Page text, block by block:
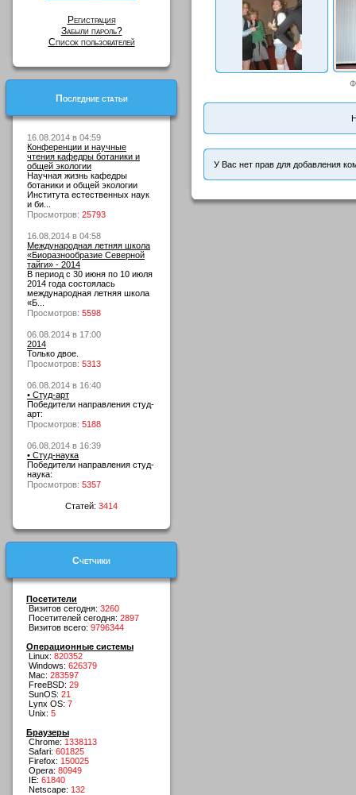
Регистрация
Забыли пароль?
Список пользователей
Последние статьи
16.08.2014 в 04:59
Конференции и научные
чтения кафедры ботаники и
общей экологии
Научная жизнь кафедры
ботаники и общей экологии
Института естественных наук
и би...
Просмотров: 25793
16.08.2014 в 04:58
Международная летняя школа
«Биоразнообразие Северной
тайги» - 2014
В период с 30 июня по 10 июля
2014 года состоялась
международная летняя школа
«Б...
Просмотров: 5598
06.08.2014 в 17:00
2014
Только двое.
Просмотров: 5313
06.08.2014 в 16:40
• Студ-арт
Победители направления студ-
арт:
Просмотров: 5188
06.08.2014 в 16:39
• Студ-наука
Победители направления студ-
наука:
Просмотров: 5357
Статей: 3414
Счетчики
Посетители
Визитов сегодня: 3260
Посетителей сегодня: 2897
Визитов всего: 9796344
Операционные системы
Linux: 820352
Windows: 626379
Mac: 283597
FreeBSD: 29
SunOS: 21
Lynx OS: 7
Unix: 5
Браузеры
Chrome: 1338113
Safari: 601825
Firefox: 150025
Opera: 80949
IE: 61840
Netscape: 132
У Вас нет прав для добавления